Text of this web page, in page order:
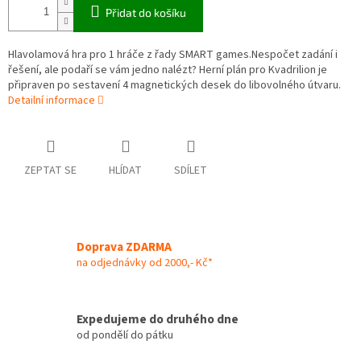
Přidat do košíku
Hlavolamová hra pro 1 hráče z řady SMART games.Nespočet zadání i
řešení, ale podaří se vám jedno nalézt? Herní plán pro Kvadrilion je
připraven po sestavení 4 magnetických desek do libovolného útvaru.
Detailní informace
ZEPTAT SE HLÍDAT SDÍLET
Doprava ZDARMA
na odjednávky od 2000,- Kč*
Expedujeme do druhého dne
od pondělí do pátku